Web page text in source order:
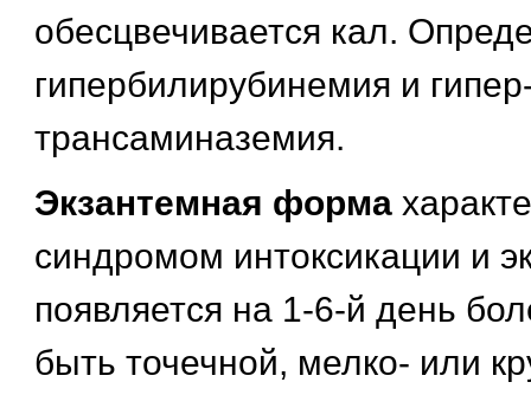
обесцвечивается кал.
гипербилирубинемия и
трансаминаземия.
Экзантемная форма
синдромом интоксикации и
появляется на 1-6-й день
быть точечной, мелко- или